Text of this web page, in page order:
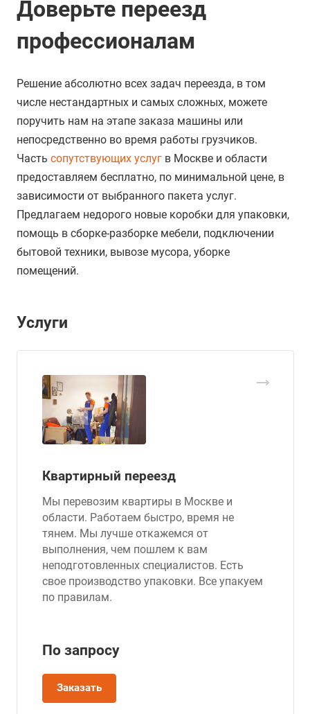
Доверьте переезд
профессионалам
Решение абсолютно всех задач переезда, в том
числе нестандартных и самых сложных, можете
поручить нам на этапе заказа машины или
непосредственно во время работы грузчиков.
Часть сопутствующих услуг в Москве и области
предоставляем бесплатно, по минимальной цене, в
зависимости от выбранного пакета услуг.
Предлагаем недорого новые коробки для упаковки,
помощь в сборке-разборке мебели, подключении
бытовой техники, вывозе мусора, уборке
помещений.
Услуги
Квартирный переезд
Мы перевозим квартиры в Москве и
области. Работаем быстро, время не
тянем. Мы лучше откажемся от
выполнения, чем пошлем к вам
неподготовленных специалистов. Есть
свое производство упаковки. Все упакуем
по правилам.
По запросу
Заказать